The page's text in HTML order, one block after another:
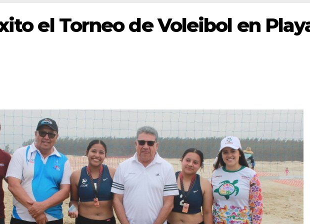
el Torneo de Voleibol en